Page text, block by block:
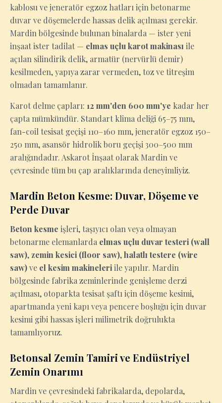
kablosu ve jeneratör egzoz hatları için betonarme
duvar ve döşemelerde hassas delik açılması gerekir.
Mardin bölgesinde bulunan binalarda — ister yeni
inşaat ister tadilat — elmas uçlu karot makinası ile
açılan silindirik delik, armatür (nervürlü demir)
kesilmeden, yapıya zarar vermeden, toz ve titreşim
olmadan tamamlanır.
Karot delme çapları: 12 mm'den 600 mm'ye kadar her
çapta mümkündür. Standart klima deliği 65–75 mm,
fan-coil tesisat geçişi 110–160 mm, jeneratör egzoz 150–
250 mm, asansör hidrolik boru geçişi 300–500 mm
aralığındadır. Askarot İnşaat olarak Mardin ve
çevresinde tüm bu çap aralıklarında deneyimliyiz.
Mardin Beton Kesme: Duvar, Döşeme ve
Perde Duvar
Beton kesme işleri, taşıyıcı olan veya olmayan
betonarme elemanlarda elmas uçlu duvar testeri (wall
saw), zemin kesici (floor saw),halatlı testere (wire
saw)ve el kesim makineleriile yapılır. Mardin
bölgesinde fabrika zeminlerinde genişleme derzi
açılması, otoparkta tesisat şaftı için döşeme kesimi,
apartmanda yeni kapı veya pencere boşluğu için duvar
kesimi gibi hassas işleri milimetrik doğrulukta
tamamlıyoruz.
Betonsal Zemin Tamiri ve Endüstriyel
Zemin Onarımı
Mardin ve çevresindeki fabrikalarda, depolarda,